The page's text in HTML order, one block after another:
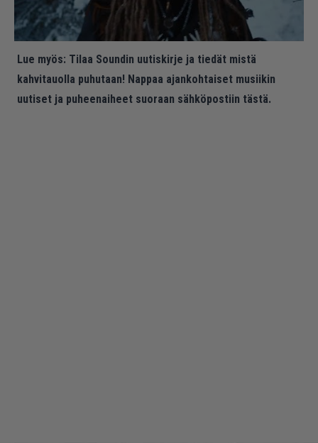
Lue myös: Tilaa Soundin uutiskirje ja tiedät mistä
kahvitauolla puhutaan! Nappaa ajankohtaiset musiikin
uutiset ja puheenaiheet suoraan sähköpostiin tästä.